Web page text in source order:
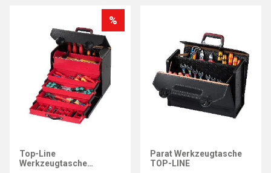
%
Top-Line
Werkzeugtasche
Parat Werkzeugtasche
TOP-LINE